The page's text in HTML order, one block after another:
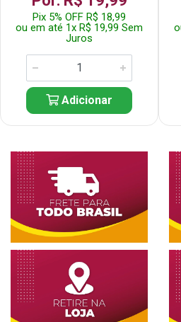
Pix 5% OFF R$ 18,99
ou em até 1x R$ 19,99 Sem
Juros
Adicionar